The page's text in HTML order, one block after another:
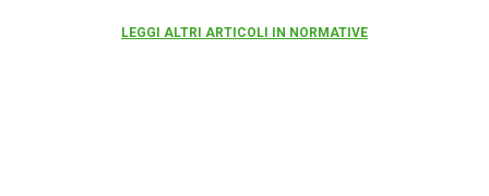
LEGGI ALTRI ARTICOLI IN NORMATIVE